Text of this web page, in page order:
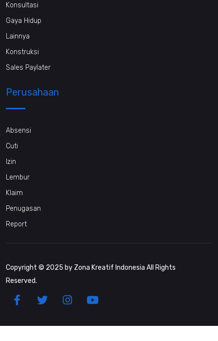
Konsultasi
Gaya Hidup
Lainnya
Konstruksi
Sales Paylater
Perusahaan
Absensi
Cuti
Izin
Lembur
Klaim
Penugasan
Report
Copyright © 2025 by Zona Kreatif Indonesia All Rights
Reserved.